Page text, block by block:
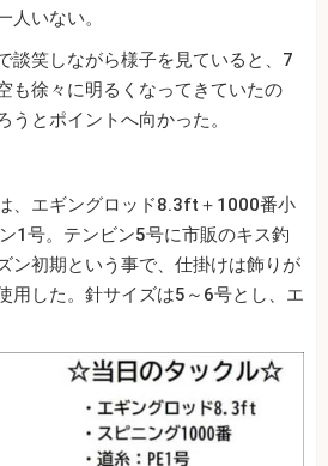
人いない。
談笑しながら様子を見ていると、7
も徐々に明るくなってきていたの
うとポイントへ向かった。
、エギングロッド8.3ft＋1000番小
1号。テンビン5号に市販のキス釣
ン初期という事で、仕掛けは飾りが
用した。針サイズは5～6号とし、エ